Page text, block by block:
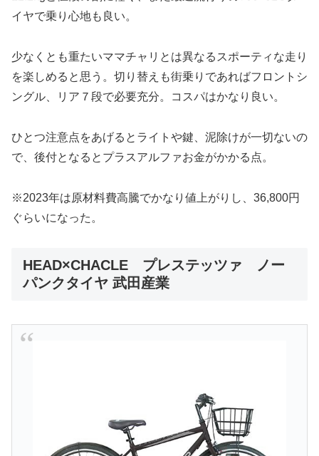
イヤで乗り心地も良い。
少なくとも重たいママチャリとは異なるスポーティな走り
を楽しめると思う。切り替えも街乗りであればフロントシ
ングル、リア７段で必要充分。コスパはかなり良い。
ひとつ注意点をあげるとライトや鍵、泥除けが一切ないの
で、後付となるとプラスアルファお金がかかる点。
※2023年は原材料費高騰でかなり値上がりし、36,800円
ぐらいになった。
HEAD×CHACLE プレステッツァ ノー
パンクタイヤ 武田産業